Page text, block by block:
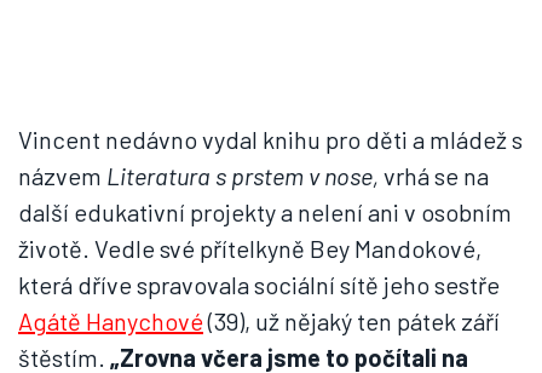
Vincent nedávno vydal knihu pro děti a mládež s
názvem Literatura s prstem v nose, vrhá se na
další edukativní projekty a nelení ani v osobním
životě. Vedle své přítelkyně Bey Mandokové,
která dříve spravovala sociální sítě jeho sestře
Agátě Hanychové(39), už nějaký ten pátek září
štěstím. „Zrovna včera jsme to počítali na